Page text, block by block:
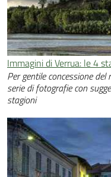
Immagini di Verrua: le 4
Per gentile concessione
serie di fotografie con
stagioni